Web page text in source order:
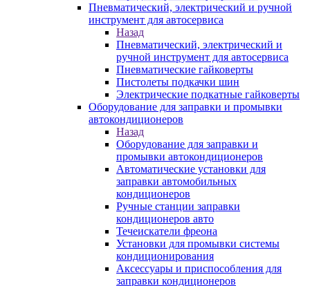
Пневматический, электрический и ручной
инструмент для автосервиса
Назад
Пневматический, электрический и
ручной инструмент для автосервиса
Пневматические гайковерты
Пистолеты подкачки шин
Электрические подкатные гайковерты
Оборудование для заправки и промывки
автокондиционеров
Назад
Оборудование для заправки и
промывки автокондиционеров
Автоматические установки для
заправки автомобильных
кондиционеров
Ручные станции заправки
кондиционеров авто
Течеискатели фреона
Установки для промывки системы
кондиционирования
Аксессуары и приспособления для
заправки кондиционеров